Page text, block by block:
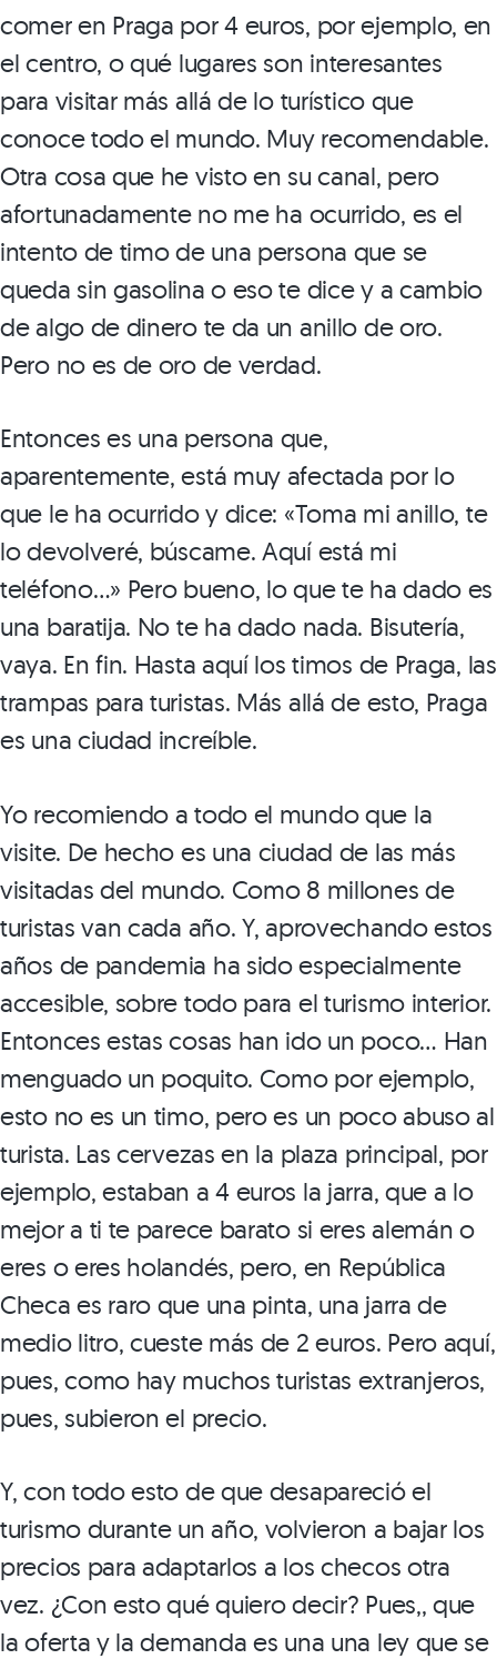
comer en Praga por 4 euros, por ejemplo, en
el centro, o qué lugares son interesantes
para visitar más allá de lo turístico que
conoce todo el mundo. Muy recomendable.
Otra cosa que he visto en su canal, pero
afortunadamente no me ha ocurrido, es el
intento de timo de una persona que se
queda sin gasolina o eso te dice y a cambio
de algo de dinero te da un anillo de oro.
Pero no es de oro de verdad.
Entonces es una persona que,
aparentemente, está muy afectada por lo
que le ha ocurrido y dice: «Toma mi anillo, te
lo devolveré, búscame. Aquí está mi
teléfono…» Pero bueno, lo que te ha dado es
una baratija. No te ha dado nada. Bisutería,
vaya. En fin. Hasta aquí los timos de Praga, las
trampas para turistas. Más allá de esto, Praga
es una ciudad increíble.
Yo recomiendo a todo el mundo que la
visite. De hecho es una ciudad de las más
visitadas del mundo. Como 8 millones de
turistas van cada año. Y, aprovechando estos
años de pandemia ha sido especialmente
accesible, sobre todo para el turismo interior.
Entonces estas cosas han ido un poco… Han
menguado un poquito. Como por ejemplo,
esto no es un timo, pero es un poco abuso al
turista. Las cervezas en la plaza principal, por
ejemplo, estaban a 4 euros la jarra, que a lo
mejor a ti te parece barato si eres alemán o
eres o eres holandés, pero, en República
Checa es raro que una pinta, una jarra de
medio litro, cueste más de 2 euros. Pero aquí,
pues, como hay muchos turistas extranjeros,
pues, subieron el precio.
Y, con todo esto de que desapareció el
turismo durante un año, volvieron a bajar los
precios para adaptarlos a los checos otra
vez. ¿Con esto qué quiero decir? Pues,, que
la oferta y la demanda es una una ley que se